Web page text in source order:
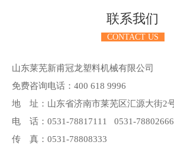
联系我们
CONTACT US
山东莱芜新甫冠龙塑料机械有限公司
免费咨询电话：400 618 9996
地 址：山东省济南市莱芜区汇源大街2
电 话：0531-78817111 0531-78802666
传 真：0531-78808333